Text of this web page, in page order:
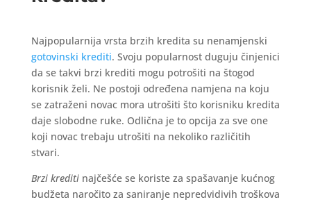
Najpopularnija vrsta brzih kredita su nenamjenski
gotovinski krediti. Svoju popularnost duguju činjenici
da se takvi brzi krediti mogu potrošiti na štogod
korisnik želi. Ne postoji određena namjena na koju
se zatraženi novac mora utrošiti što korisniku kredita
daje slobodne ruke. Odlična je to opcija za sve one
koji novac trebaju utrošiti na nekoliko različitih
stvari.
Brzi kreditinajčešće se koriste za spašavanje kućnog
budžeta naročito za saniranje nepredvidivih troškova